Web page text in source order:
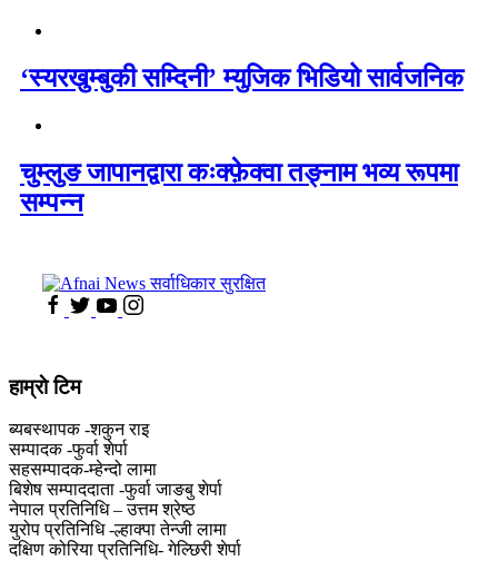
‘स्यरखुम्बुकी सम्दिनी’ म्युजिक भिडियो सार्वजनिक
चुम्लुङ जापानद्वारा कःक्फ़ेक्वा तङ्नाम भव्य रूपमा
सम्पन्न
हाम्राे टिम
ब्यबस्थापक -शकुन राइ
सम्पादक -फुर्वा शेर्पा
सहसम्पादक-म्हेन्दो लामा
‍बिशेष सम्पाददाता -फुर्वा जा‌ङबु शेर्पा
नेपाल प्रतिनिधि – उत्तम श्रेष्ठ
युरोप प्रतिनिधि -ल्हाक्पा तेन्जी लामा
दक्षिण कोरिया प्रतिनिधि- गेल्छिरी शेर्पा